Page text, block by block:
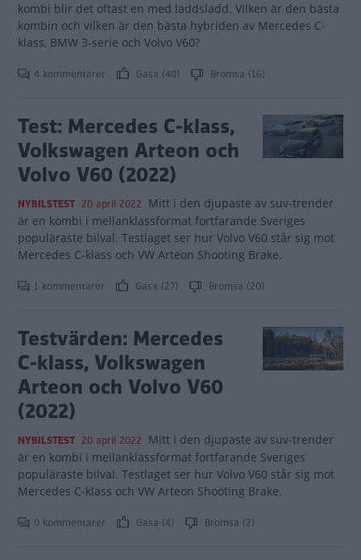
kombi blir det oftast en med laddsladd. Vilken är den bästa
kombin och vilken är den bästa hybriden av Mercedes C-
klass, BMW 3-serie och Volvo V60?
4 kommentarer Gasa (40) Bromsa (16)
Test: Mercedes C-klass,
Volkswagen Arteon och
Volvo V60 (2022)
NYBILSTEST 20 april 2022 Mitt i den djupaste av suv-trender
är en kombi i mellanklassformat fortfarande Sveriges
populäraste bilval. Testlaget ser hur Volvo V60 står sig mot
Mercedes C-klass och VW Arteon Shooting Brake.
1 kommentarer Gasa (27) Bromsa (20)
Testvärden: Mercedes
C-klass, Volkswagen
Arteon och Volvo V60
(2022)
NYBILSTEST 20 april 2022 Mitt i den djupaste av suv-trender
är en kombi i mellanklassformat fortfarande Sveriges
populäraste bilval. Testlaget ser hur Volvo V60 står sig mot
Mercedes C-klass och VW Arteon Shooting Brake.
0 kommentarer Gasa (4) Bromsa (2)